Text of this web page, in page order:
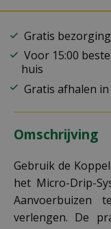
Gratis
Voor 15:00
huis
Gratis afhalen
Omschrijving
Gebruik de
het Micro-Drip-
verlengen. De